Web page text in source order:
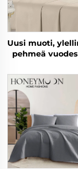
Uusi muoti,
pehmeä
90 g/m²,
yksivärinen,